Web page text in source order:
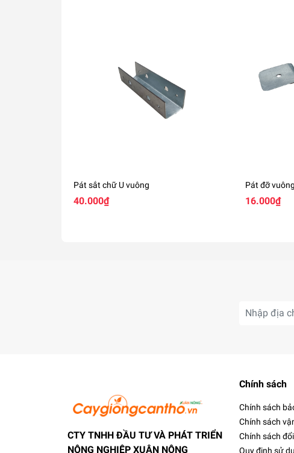
- Móng bê tông mac 200.
Pát sắt chữ U vuông
40.000₫
Pát đỡ
16.000₫
CTY TNHH ĐẦU TƯ VÀ PHÁT TRIỂN
NÔNG NGHIỆP XUÂN NÔNG
Chính sách
Chính sách
Chính sách
Chính sách
Quy định sử